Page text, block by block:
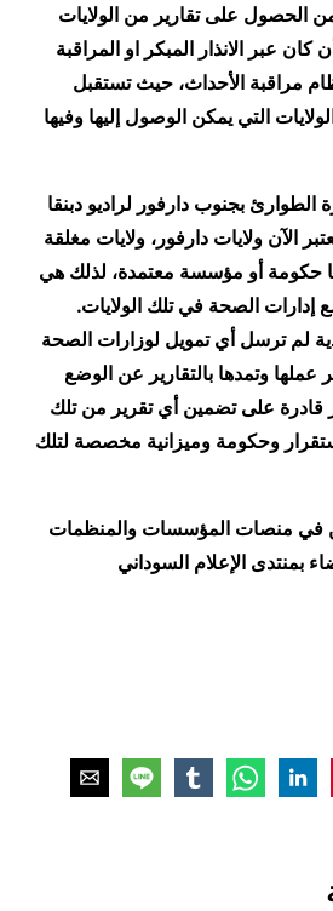
الحصول على تقارير من الولايات
سواء أن كان عبر الانذار المبكر او المراقبة
مراقبة الأحداث، حيث تستقبل
التي يمكن الوصول إليها وفيها
بجنوب دارفور لراديو دبنقا
الآن ولايات دارفور، ولايات مغلقة
حكومة أو مؤسسة معتمدة، لذلك هي
إدارات الصحة في تلك الولايات.
لم ترسل أي تمويل لوزارات الصحة
عملها وتمدها بالتقارير عن الوضع
قادرة على تضمين أي تقرير من تلك
وحكومة وميزانية مخصصة لتلك
في منصات المؤسسات والمنظمات
بمنتدى الإعلام السوداني